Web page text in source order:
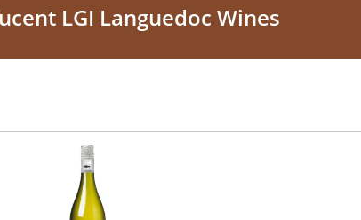
LGI Languedoc Wines